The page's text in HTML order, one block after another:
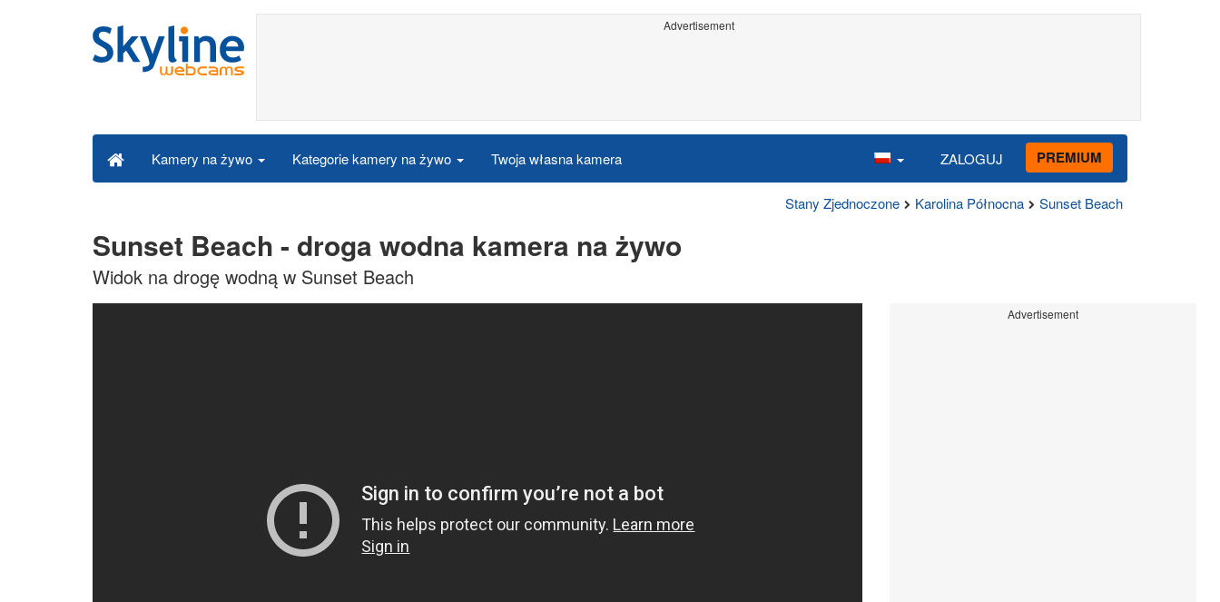
Advertisement
Kamery na żywo Kategorie kamery na żywo Twoja własna kamera ZALOGUJ PREMIUM
Stany Zjednoczone Karolina Północna Sunset Beach
Sunset Beach - droga wodna kamera na żywo
Widok na drogę wodną w Sunset Beach
Advertisement